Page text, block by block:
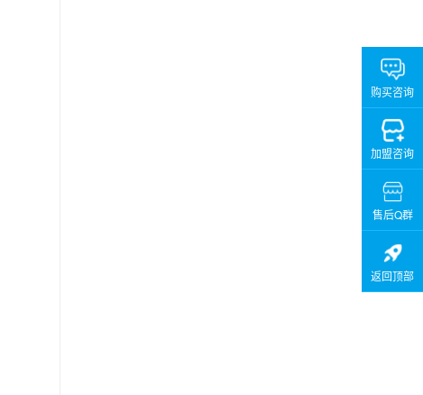
购买咨询
加盟咨询
售后Q群
返回顶部